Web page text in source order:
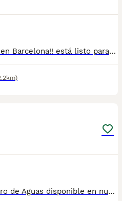
Perrito de aguas disponible en Barcelona!! está listo para ser entregado. Precio final, con IVA incluido y sin cambios de última hora, cartilla veterinaria y contrato, sin sorpresas. El cachorro se entrega con todas las vacunas al día, desparasitado, con microchip y respaldado por una garantía vírica y genética por escrito. No ofrecemos envíos, pero estamos disponibles para responder tus preguntas a través de WhatsApp o llamada telefónica al 610318857. Ven a visitarlo sin compromiso a nuestro centro canino de Barcelona !! Raza PDAE o Turco Andaluz.
Encantador cachorro de Perro de Aguas disponible en nuestro centro canino de Barcelona!!. PRECIO FINAL SIN SORPRESAS DE ÚLTIMA HORA, FACTURA con IVA incluido, cartilla veterinaria y contrato. El cachorro se entrega con todas las vacunas al día, desparasitado, con microchip y respaldado por una garantía vírica y genética por escrito. No ofrecemos envíos,y estamos disponibles para responder tus preguntas a través de WhatsApp o llamada telefónica al 610318857. Ven a visitarlo sin compromiso a nuestro centro canino de Barcelona !! Raza PDAE o Turco Andaluz.